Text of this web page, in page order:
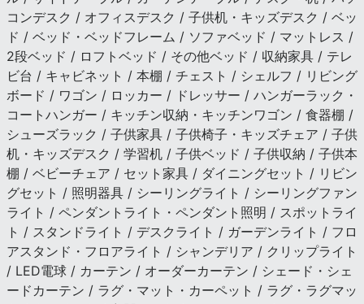
コンデスク / オフィスデスク / 子供机・キッズデスク / ベッ
ド / ベッド・ベッドフレーム / ソファベッド / マットレス /
2段ベッド / ロフトベッド / その他ベッド / 収納家具 / テレ
ビ台 / キャビネット / 本棚 / チェスト / シェルフ / リビング
ボード / ワゴン / ロッカー / ドレッサー / ハンガーラック・
コートハンガー / キッチン収納・キッチンワゴン / 食器棚 /
シューズラック / 子供家具 / 子供椅子・キッズチェア / 子供
机・キッズデスク / 学習机 / 子供ベッド / 子供収納 / 子供本
棚 / ベビーチェア / セット家具 / ダイニングセット / リビン
グセット / 照明器具 / シーリングライト / シーリングファン
ライト / ペンダントライト・ペンダント照明 / スポットライ
ト / スタンドライト / デスクライト / ガーデンライト / フロ
アスタンド・フロアライト / シャンデリア / クリップライト
/ LED電球 / カーテン / オーダーカーテン / シェード・シェ
ードカーテン / ラグ・マット・カーペット / ラグ・ラグマッ